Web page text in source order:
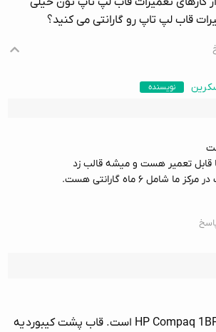
قاب لپ تاپ رو گارانتی می کنید؟
نویسنده
قابل تعمیر هست و میشه قالب زد
شامل ۶ ماه گارانتی هست.
لپ تاپم مدل HP Compaq 1BP93UA است. قاب پشت کیبورد یه